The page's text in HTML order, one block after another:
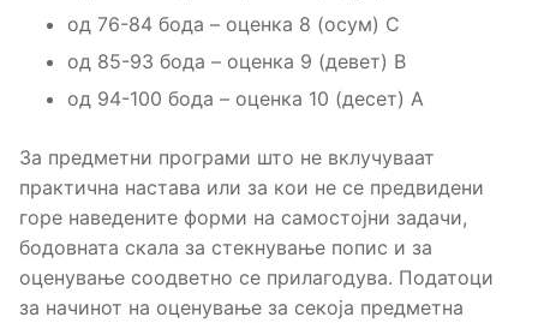
од 76-84 бода – оценка 8 (осум) C
од 85-93 бода – оценка 9 (девет) B
од 94-100 бода – оценка 10 (десет) A
За предметни програми што не вклучуваат
практична настава или за кои не се предвидени
горе наведените форми на самостојни задачи,
бодовната скала за стекнување попис и за
оценување соодветно се прилагодува. Податоци
за начинот на оценување за секоја предметна